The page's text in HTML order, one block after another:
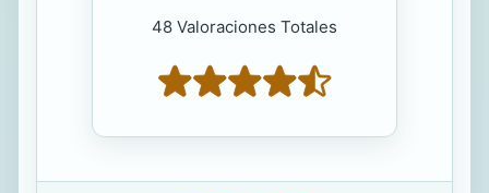
48 Valoraciones Totales